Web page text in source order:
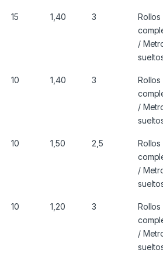
15 1,40 3
Rollos
/
10 1,40 3
Rollos
/
10 1,50 2,5
Rollos
/
10 1,20 3
Rollos
/